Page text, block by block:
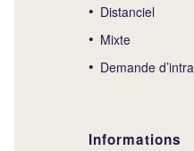
Distanciel
Mixte
Demande d’intra
Informations